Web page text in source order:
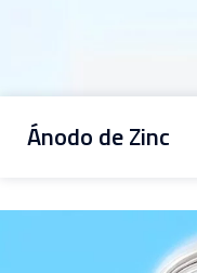
Ánodo de Zinc